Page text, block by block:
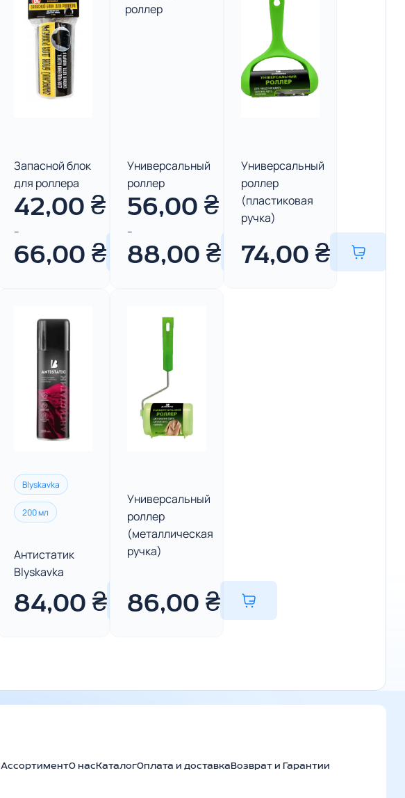
Запасной блок
для роллера
42,00 ₴
–
66,00 ₴
Универсальный
роллер
56,00₴
–
88,00₴
Универсальный
роллер
(пластиковая
ручка)
74,00 ₴
Blyskavka
200 мл
Антистатик
Blyskavka
84,00 ₴
Универсальный
роллер
(металлическая
ручка)
86,00₴
АссортиментО насКаталогОплата и доставкаВозврат и Гарантии